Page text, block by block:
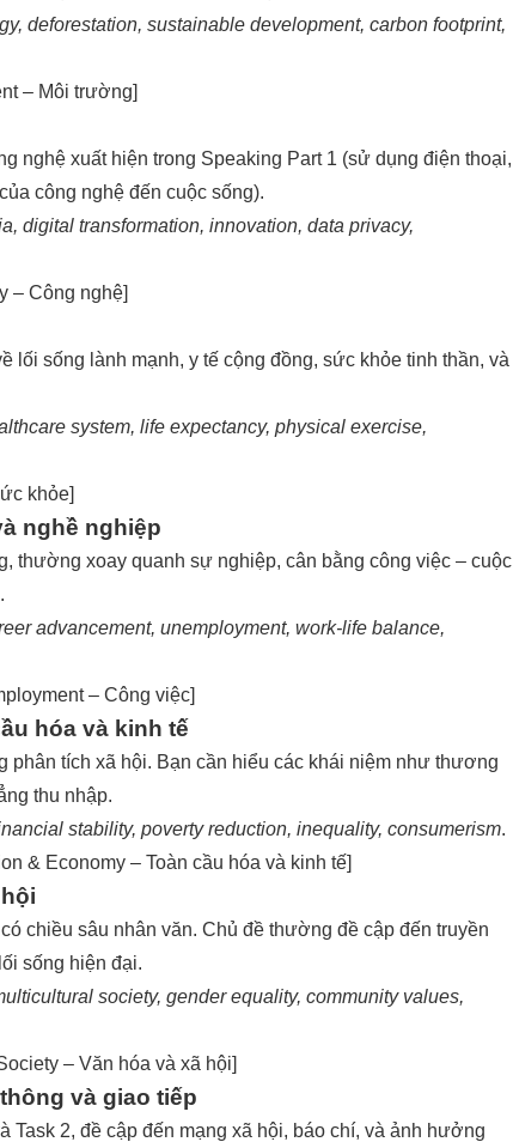
deforestation, sustainable development, carbon footprint,
– Môi trường]
nghệ xuất hiện trong Speaking Part 1 (sử dụng điện thoại,
công nghệ đến cuộc sống).
digital transformation, innovation, data privacy,
– Công nghệ]
lối sống lành mạnh, y tế cộng đồng, sức khỏe tinh thần, và
system, life expectancy, physical exercise,
khỏe]
nghề nghiệp
thường xoay quanh sự nghiệp, cân bằng công việc – cuộc
advancement, unemployment, work-life balance,
– Công việc]
hóa và kinh tế
phân tích xã hội. Bạn cần hiểu các khái niệm như thương
thu nhập.
stability, poverty reduction, inequality, consumerism.
& Economy – Toàn cầu hóa và kinh tế]
chiều sâu nhân văn. Chủ đề thường đề cập đến truyền
sống hiện đại.
society, gender equality, community values,
– Văn hóa và xã hội]
và giao tiếp
Task 2, đề cập đến mạng xã hội, báo chí, và ảnh hưởng